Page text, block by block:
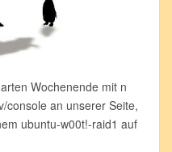
Wochenende mit n
console an unserer Seite,
ubuntu-w00t!-raid1 auf